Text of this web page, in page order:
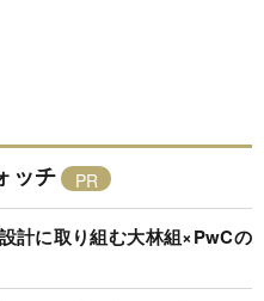
ッチ
計に取り組む大林組×PwCの